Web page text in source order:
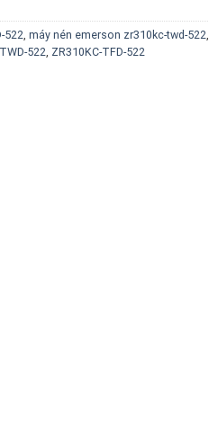
522, máy nén emerson zr310kc-twd-522,
522, ZR310KC-TFD-522